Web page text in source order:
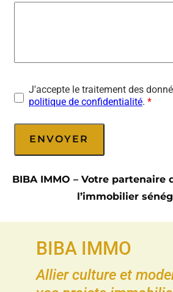
J'accepte le traitement des
politique de confidentialité. *
BIBA IMMO – Votre partenaire
l’immobilier
BIBA IMMO
Allier culture et